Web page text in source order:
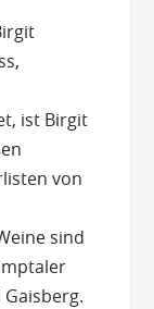
ist Birgit
von
sind